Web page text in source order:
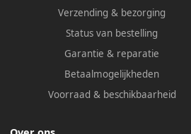
Verzending & bezorging
Status van bestelling
Garantie & reparatie
Betaalmogelijkheden
Voorraad & beschikbaarheid